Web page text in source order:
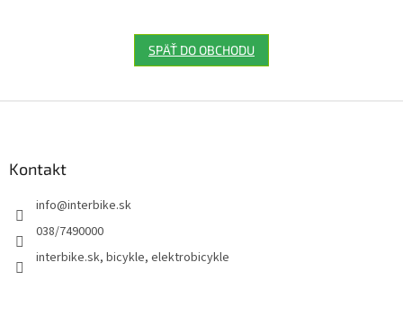
SPÄŤ DO OBCHODU
Kontakt
info@interbike.sk
038/7490000
interbike.sk, bicykle, elektrobicykle